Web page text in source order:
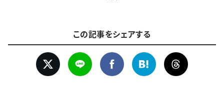
この記事をシェアする